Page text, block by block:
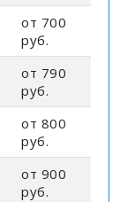
от 700
руб.
от 790
руб.
от 800
руб.
от 900
руб.